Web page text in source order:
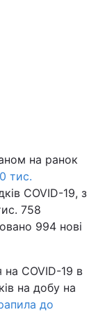
на ранок
тис.
COVID-19, з
758
994 нові
COVID-19 в
на добу на
до